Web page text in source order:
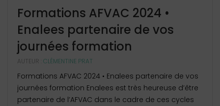
Formations AFVAC 2024 •
Enalees partenaire de vos
journées formation
AUTEUR : CLÉMENTINE PRAT
Formations AFVAC 2024 • Enalees partenaire de vos
journées formation Enalees est très heureuse d’être
partenaire de l’AFVAC dans le cadre de ces cycles